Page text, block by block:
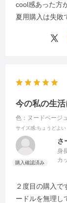
cool感あった方
夏用購入は失敗
今の私の生
色：ヌードベージュ
サイズ感:ちょうどよい
さ
身
カ
２度目の購入で
ードルを無理し